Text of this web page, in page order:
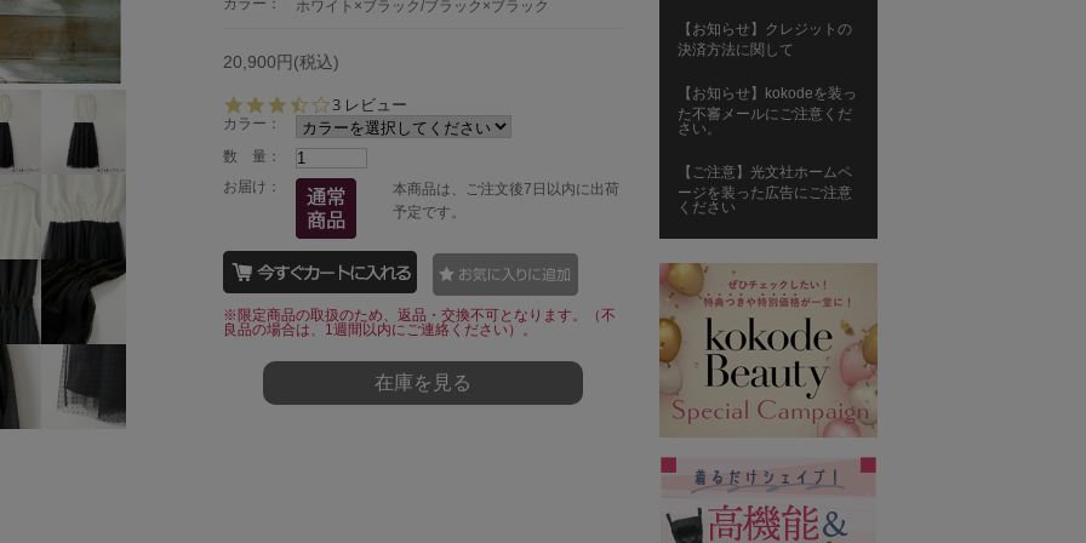
カラー： ホワイト×ブラック/ブラック×ブラック
20,900円(税込)
3.
3
s
t
a
r
r
a
t
i
n
g
3 レビュー
カラー：
数 量：
お届け：
本商品は、ご注文後7日以内に出荷
予定です。
※限定商品の取扱のため、返品・交換不可となります。（不
良品の場合は、1週間以内にご連絡ください）。
在庫を見る
【お知らせ】クレジットの
決済方法に関して
【お知らせ】kokodeを装っ
た不審メールにご注意くだ
さい。
【ご注意】光文社ホームペ
ージを装った広告にご注意
ください